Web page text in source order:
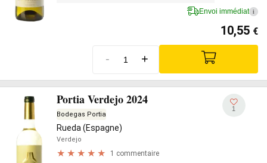
Envoi immédiat i
10,55 €
- +
Portia Verdejo 2024
Bodegas Portia
Rueda (Espagne)
Verdejo
1 commentaire
1